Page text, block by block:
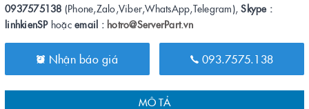
0937575138 (Phone,Zalo,Viber,WhatsApp,Telegram),Skype :
linhkienSPhoặc email : hotro@ServerPart.vn
Nhận báo giá 093.7575.138
MÔ TẢ